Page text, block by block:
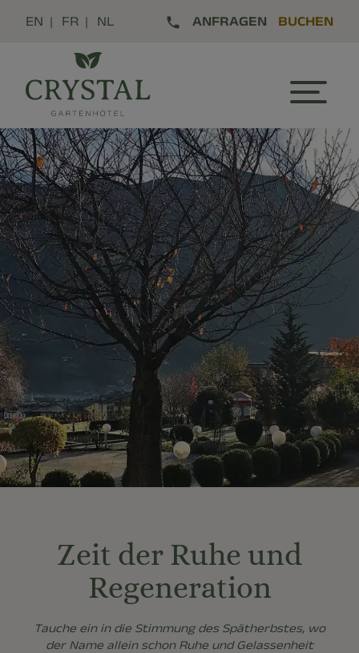
EN FR NL ANFRAGEN BUCHEN
Zeit der Ruhe und
Regeneration
Tauche ein in die Stimmung des Spätherbstes, wo
der Name allein schon Ruhe und Gelassenheit